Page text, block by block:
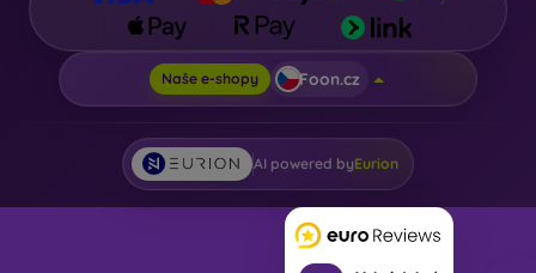
Naše e-shopy Foon.cz
AI powered byEurion